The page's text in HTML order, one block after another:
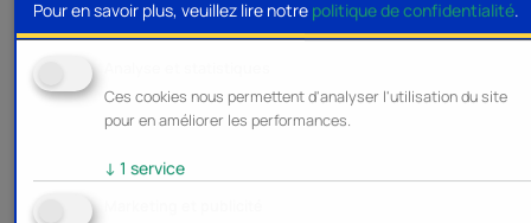
Pour en savoir plus, veuillez lire notre politique de confidentialité.
Ces cookies nous permettent d'analyser l'utilisation du site
pour en améliorer les performances.
↓ 1 service